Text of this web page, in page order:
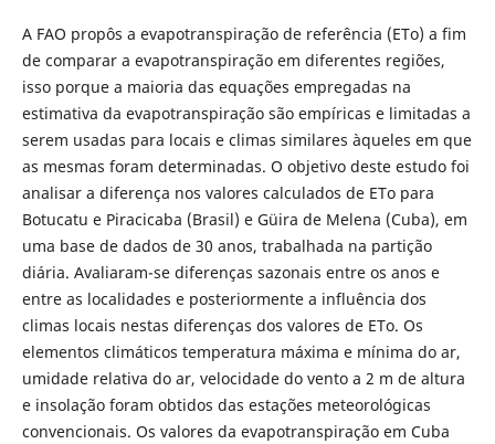
A FAO propôs a evapotranspiração de referência (ETo) a fim
de comparar a evapotranspiração em diferentes regiões,
isso porque a maioria das equações empregadas na
estimativa da evapotranspiração são empíricas e limitadas a
serem usadas para locais e climas similares àqueles em que
as mesmas foram determinadas. O objetivo deste estudo foi
analisar a diferença nos valores calculados de ETo para
Botucatu e Piracicaba (Brasil) e Güira de Melena (Cuba), em
uma base de dados de 30 anos, trabalhada na partição
diária. Avaliaram-se diferenças sazonais entre os anos e
entre as localidades e posteriormente a influência dos
climas locais nestas diferenças dos valores de ETo. Os
elementos climáticos temperatura máxima e mínima do ar,
umidade relativa do ar, velocidade do vento a 2 m de altura
e insolação foram obtidos das estações meteorológicas
convencionais. Os valores da evapotranspiração em Cuba